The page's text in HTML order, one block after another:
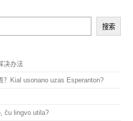
搜索
决办法
？Kial usonano uzas Esperanton?
ĉu lingvo utila?